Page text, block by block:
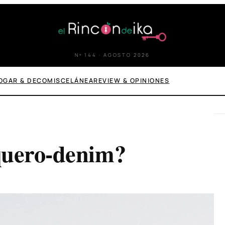
Nº 144 · AGOSTO 2026
& DECOMISCELÁNEAREVIEW & OPINIONES
denim?